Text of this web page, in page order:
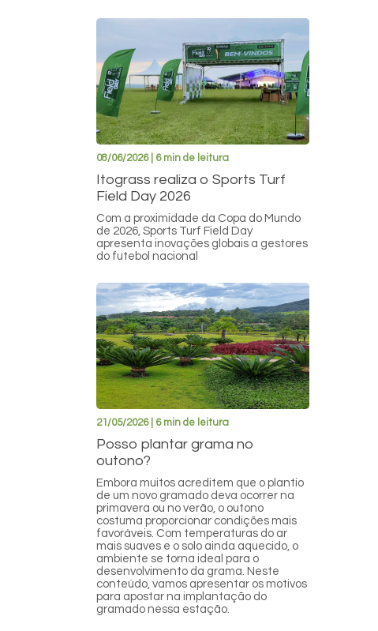
08/06/2026 | 6 min de leitura
Itograss realiza o Sports Turf
Field Day 2026
Com a proximidade da Copa do Mundo
de 2026, Sports Turf Field Day
apresenta inovações globais a gestores
do futebol nacional
21/05/2026 | 6 min de leitura
Posso plantar grama no
outono?
Embora muitos acreditem que o plantio
de um novo gramado deva ocorrer na
primavera ou no verão, o outono
costuma proporcionar condições mais
favoráveis. Com temperaturas do ar
mais suaves e o solo ainda aquecido, o
ambiente se torna ideal para o
desenvolvimento da grama. Neste
conteúdo, vamos apresentar os motivos
para apostar na implantação do
gramado nessa estação.